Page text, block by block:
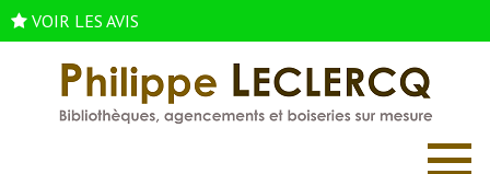
VOIR LES AVIS